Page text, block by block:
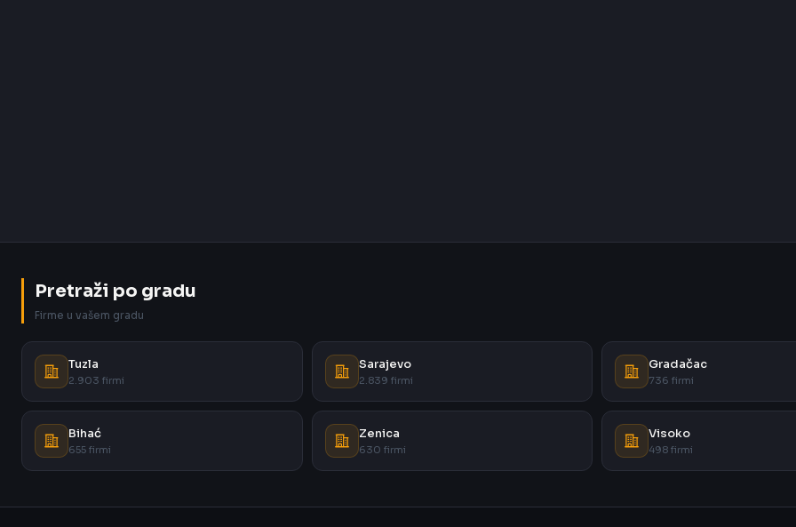
Pretraži po gradu
Firme u vašem gradu
Tuzla
2.903 firmi
Sarajevo
2.839 firmi
Gradačac
736 firmi
Bihać
655 firmi
Zenica
630 firmi
Visoko
498 firmi